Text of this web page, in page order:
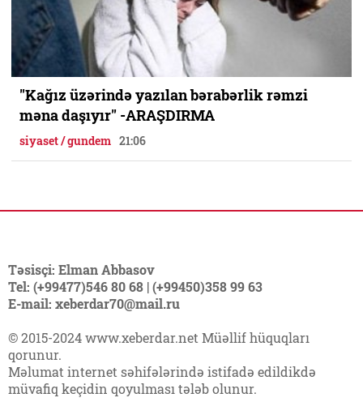
"Kağız üzərində yazılan bərabərlik rəmzi
məna daşıyır" -ARAŞDIRMA
siyaset / gundem 21:06
Təsisçi: Elman Abbasov
Tel: (+99477)546 80 68 | (+99450)358 99 63
E-mail: xeberdar70@mail.ru
© 2015-2024 www.xeberdar.net Müəllif hüquqları
qorunur.
Məlumat internet səhifələrində istifadə edildikdə
müvafiq keçidin qoyulması tələb olunur.